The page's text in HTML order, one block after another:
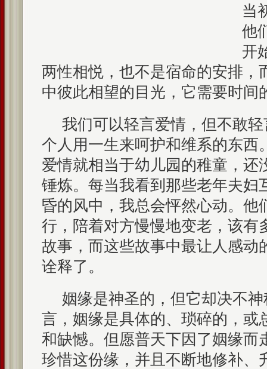
当
他
开
两性相悦，也不是宿命的安排，
中彼此相望的目光，它需要时间
我们可以轻言爱情，但不敢
个人用一生来呵护和维系的东西
爱情就相当于幼儿园的稚童，还
锤炼。每当我看到那些老年夫妇
昏的风中，我总会怦然心动。他
行，陪着对方慢慢地变老，该有
故事，而这些故事中最让人感动
诠释了。
姻缘是神圣的，但它却决不
言，姻缘是具体的、琐碎的，或
和缺憾。但愿普天下因了姻缘而
珍惜这份缘，并且不断地修补、